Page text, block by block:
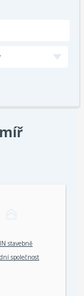
stavebně
společnost